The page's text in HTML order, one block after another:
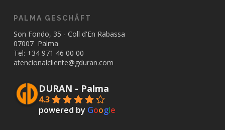
PALMA GESCHÄFT
Son Fondo, 35 - Coll d'En Rabassa
07007 Palma
Tel: +34 971 46 00 00
atencionalcliente@gduran.com
DURAN - Palma
4.3
powered by Google